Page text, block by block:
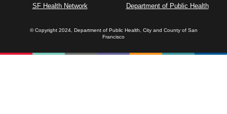
SF Health Network Department of Public Health
© Copyright 2024, Department of Public Health, City and County of San
Francisco